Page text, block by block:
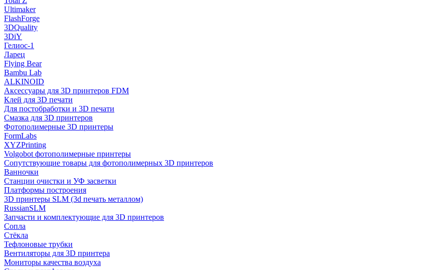
Ultimaker
FlashForge
3DQuality
3DiY
Гелиос-1
Ларец
Flying Bear
Bambu Lab
ALKINOID
Аксессуары для 3D принтеров FDM
Клей для 3D печати
Для постобработки и 3D печати
Смазка для 3D принтеров
Фотополимерные 3D принтеры
FormLabs
XYZPrinting
Volgobot фотополимерные принтеры
Сопутствующие товары для фотополимерных 3D принтеров
Ванночки
Станции очистки и УФ засветки
Платформы построения
3D принтеры SLM (3d печать металлом)
RussianSLM
Запчасти и комплектующие для 3D принтеров
Сопла
Cтёкла
Тефлоновые трубки
Вентиляторы для 3D принтера
Мониторы качества воздуха